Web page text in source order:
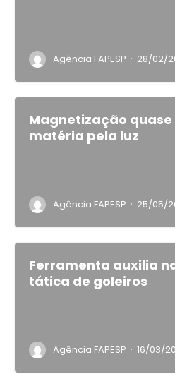
Agência FAPESP · 28/02/
Magnetização
matéria pela luz
Agência FAPESP · 25/05/
Ferramenta auxilia
tática de goleiros
Agência FAPESP · 16/03/